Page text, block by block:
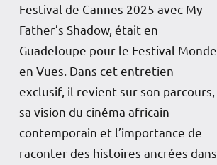
Festival de Cannes 2025 avec My
Father’s Shadow, était en
Guadeloupe pour le Festival Monde
en Vues. Dans cet entretien
exclusif, il revient sur son parcours,
sa vision du cinéma africain
contemporain et l’importance de
raconter des histoires ancrées dans